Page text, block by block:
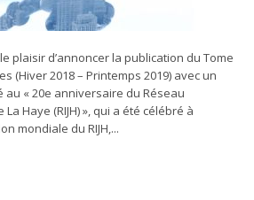
plaisir d’annoncer la publication du Tome
(Hiver 2018 – Printemps 2019) avec un
au « 20e anniversaire du Réseau
Haye (RIJH) », qui a été célébré à
mondiale du RIJH,...